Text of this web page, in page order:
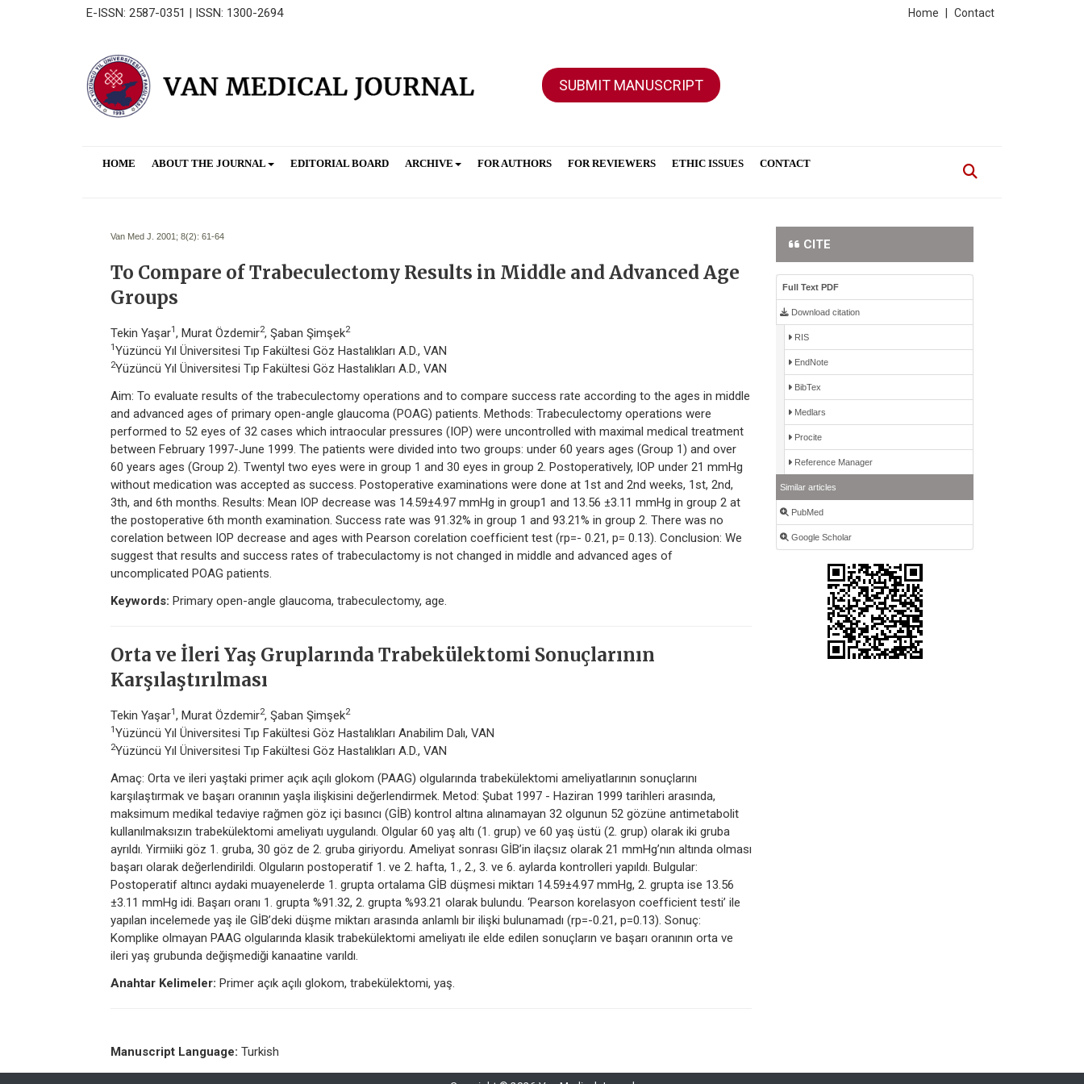
E-ISSN: 2587-0351 | ISSN: 1300-2694 Contact
Home
SUBMIT MANUSCRIPT
HOME ABOUT THE JOURNAL EDITORIAL BOARD ARCHIVE FOR AUTHORS FOR REVIEWERS ETHIC ISSUES CONTACT
Van Med J. 2001; 8(2): 61-64
To Compare of Trabeculectomy Results in Middle and Advanced Age
Groups
Tekin Yaşar1 , Murat Özdemir2, Şaban Şimşek2
1 Yüzüncü Yıl Üniversitesi Tıp Fakültesi Göz Hastalıkları A.D., VAN
2Yüzüncü Yıl Üniversitesi Tıp Fakültesi Göz Hastalıkları A.D., VAN
Aim: To evaluate results of the trabeculectomy operations and to compare success rate according to the ages in middle
and advanced ages of primary open-angle glaucoma (POAG) patients. Methods: Trabeculectomy operations were
performed to 52 eyes of 32 cases which intraocular pressures (IOP) were uncontrolled with maximal medical treatment
between February 1997-June 1999. The patients were divided into two groups: under 60 years ages (Group 1) and over
60 years ages (Group 2). Twentyl two eyes were in group 1 and 30 eyes in group 2. Postoperatively, IOP under 21 mmHg
without medication was accepted as success. Postoperative examinations were done at 1st and 2nd weeks, 1st, 2nd,
3th, and 6th months. Results: Mean IOP decrease was 14.59±4.97 mmHg in group1 and 13.56 ±3.11 mmHg in group 2 at
the postoperative 6th month examination. Success rate was 91.32% in group 1 and 93.21% in group 2. There was no
corelation between IOP decrease and ages with Pearson corelation coefficient test (rp=- 0.21, p= 0.13). Conclusion: We
suggest that results and success rates of trabeculactomy is not changed in middle and advanced ages of
uncomplicated POAG patients.
Keywords: Primary open-angle glaucoma, trabeculectomy, age.
Orta ve İleri Yaş Gruplarında Trabekülektomi Sonuçlarının
Karşılaştırılması
Tekin Yaşar1 , Murat Özdemir2, Şaban Şimşek2
1 Yüzüncü Yıl Üniversitesi Tıp Fakültesi Göz Hastalıkları Anabilim Dalı, VAN
2Yüzüncü Yıl Üniversitesi Tıp Fakültesi Göz Hastalıkları A.D., VAN
Amaç: Orta ve ileri yaştaki primer açık açılı glokom (PAAG) olgularında trabekülektomi ameliyatlarının sonuçlarını
karşılaştırmak ve başarı oranının yaşla ilişkisini değerlendirmek. Metod: Şubat 1997 - Haziran 1999 tarihleri arasında,
maksimum medikal tedaviye rağmen göz içi basıncı (GİB) kontrol altına alınamayan 32 olgunun 52 gözüne antimetabolit
kullanılmaksızın trabekülektomi ameliyatı uygulandı. Olgular 60 yaş altı (1. grup) ve 60 yaş üstü (2. grup) olarak iki gruba
ayrıldı. Yirmiiki göz 1. gruba, 30 göz de 2. gruba giriyordu. Ameliyat sonrası GİB’in ilaçsız olarak 21 mmHg’nın altında olması
başarı olarak değerlendirildi. Olguların postoperatif 1. ve 2. hafta, 1., 2., 3. ve 6. aylarda kontrolleri yapıldı. Bulgular:
Postoperatif altıncı aydaki muayenelerde 1. grupta ortalama GİB düşmesi miktarı 14.59±4.97 mmHg, 2. grupta ise 13.56
±3.11 mmHg idi. Başarı oranı 1. grupta %91.32, 2. grupta %93.21 olarak bulundu. ‘Pearson korelasyon coefficient testi’ ile
yapılan incelemede yaş ile GİB’deki düşme miktarı arasında anlamlı bir ilişki bulunamadı (rp=-0.21, p=0.13). Sonuç:
Komplike olmayan PAAG olgularında klasik trabekülektomi ameliyatı ile elde edilen sonuçların ve başarı oranının orta ve
ileri yaş grubunda değişmediği kanaatine varıldı.
Anahtar Kelimeler: Primer açık açılı glokom, trabekülektomi, yaş.
Manuscript Language: Turkish
CITE
Full Text PDF
Download citation
RIS
EndNote
BibTex
Medlars
Procite
Reference Manager
Similar articles
PubMed
Google Scholar